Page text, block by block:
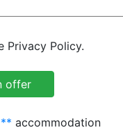
Privacy Policy.
accommodation